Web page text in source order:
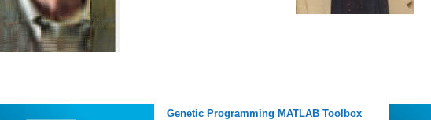
Genetic Programming MATLAB Toolbox